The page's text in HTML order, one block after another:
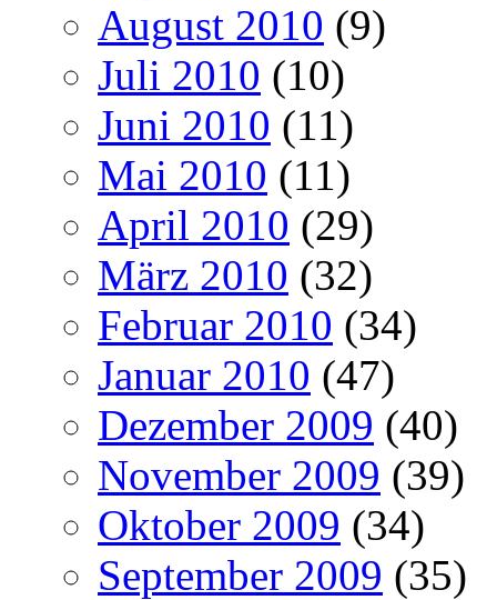
August 2010 (9)
Juli 2010 (10)
Juni 2010 (11)
Mai 2010 (11)
April 2010 (29)
März 2010 (32)
Februar 2010 (34)
Januar 2010 (47)
Dezember 2009 (40)
November 2009 (39)
Oktober 2009 (34)
September 2009 (35)